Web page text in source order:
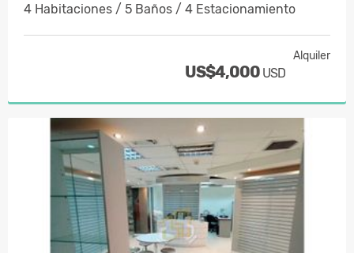
4 Habitaciones / 5 Baños / 4 Estacionamiento
Alquiler
US$4,000 USD